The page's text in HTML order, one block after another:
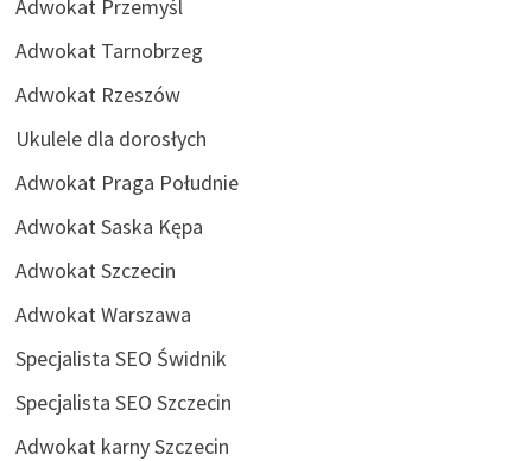
Adwokat Przemyśl
Adwokat Tarnobrzeg
Adwokat Rzeszów
Ukulele dla dorosłych
Adwokat Praga Południe
Adwokat Saska Kępa
Adwokat Szczecin
Adwokat Warszawa
Specjalista SEO Świdnik
Specjalista SEO Szczecin
Adwokat karny Szczecin